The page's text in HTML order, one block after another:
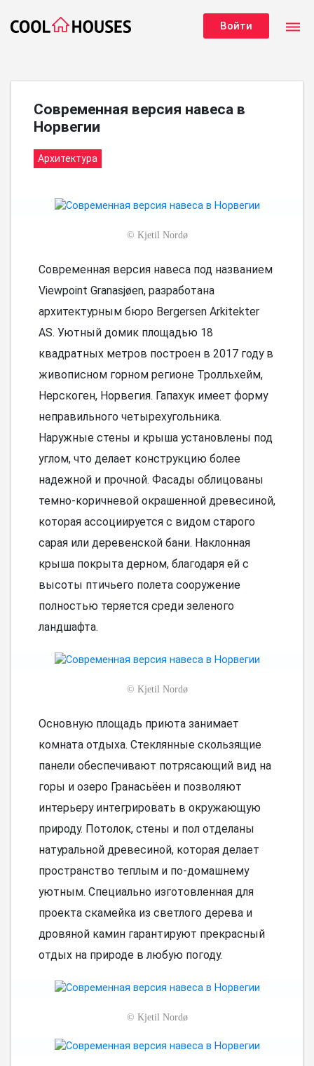
Войти dehaze
Современная версия навеса в
Норвегии
Архитектура
© Kjetil Nordø
Современная версия навеса под названием
Viewpoint Granasjøen, разработана
архитектурным бюро Bergersen Arkitekter
AS. Уютный домик площадью 18
квадратных метров построен в 2017 году в
живописном горном регионе Тролльхейм,
Нерскоген, Норвегия. Гапахук имеет форму
неправильного четырехугольника.
Наружные стены и крыша установлены под
углом, что делает конструкцию более
надежной и прочной. Фасады облицованы
темно-коричневой окрашенной древесиной,
которая ассоциируется с видом старого
сарая или деревенской бани. Наклонная
крыша покрыта дерном, благодаря ей с
высоты птичьего полета сооружение
полностью теряется среди зеленого
ландшафта.
© Kjetil Nordø
Основную площадь приюта занимает
комната отдыха. Стеклянные скользящие
панели обеспечивают потрясающий вид на
горы и озеро Гранасьёен и позволяют
интерьеру интегрировать в окружающую
природу. Потолок, стены и пол отделаны
натуральной древесиной, которая делает
пространство теплым и по-домашнему
уютным. Специально изготовленная для
проекта скамейка из светлого дерева и
дровяной камин гарантируют прекрасный
отдых на природе в любую погоду.
© Kjetil Nordø